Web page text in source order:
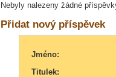
Nebyly nalezeny žádné
Přidat nový příspěvek
Jméno:
Titulek: